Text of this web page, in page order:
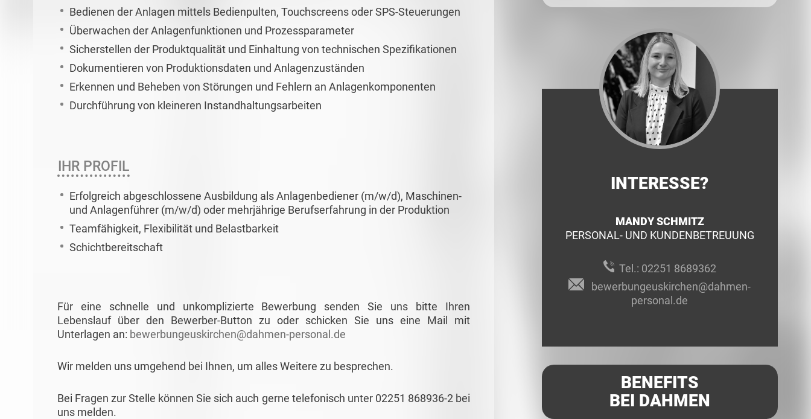
Bedienen der Anlagen mittels Bedienpulten, Touchscreens oder SPS-Steuerungen
Überwachen der Anlagenfunktionen und Prozessparameter
Sicherstellen der Produktqualität und Einhaltung von technischen Spezifikationen
Dokumentieren von Produktionsdaten und Anlagenzuständen
Erkennen und Beheben von Störungen und Fehlern an Anlagenkomponenten
Durchführung von kleineren Instandhaltungsarbeiten
IHR PROFIL
Erfolgreich abgeschlossene Ausbildung als Anlagenbediener (m/w/d), Maschinen-
und Anlagenführer (m/w/d) oder mehrjährige Berufserfahrung in der Produktion
Teamfähigkeit, Flexibilität und Belastbarkeit
Schichtbereitschaft
Für eine schnelle und unkomplizierte Bewerbung senden Sie uns bitte Ihren
Lebenslauf über den Bewerber-Button zu oder schicken Sie uns eine Mail mit
Unterlagen an: bewerbungeuskirchen@dahmen-personal.de
Wir melden uns umgehend bei Ihnen, um alles Weitere zu besprechen.
Bei Fragen zur Stelle können Sie sich auch gerne telefonisch unter 02251 868936-2 bei
uns melden.
INTERESSE?
MANDY SCHMITZ
PERSONAL- UND KUNDENBETREUUNG
Tel.: 02251 8689362
bewerbungeuskirchen@dahmen-
personal.de
BENEFITS
BEI DAHMEN